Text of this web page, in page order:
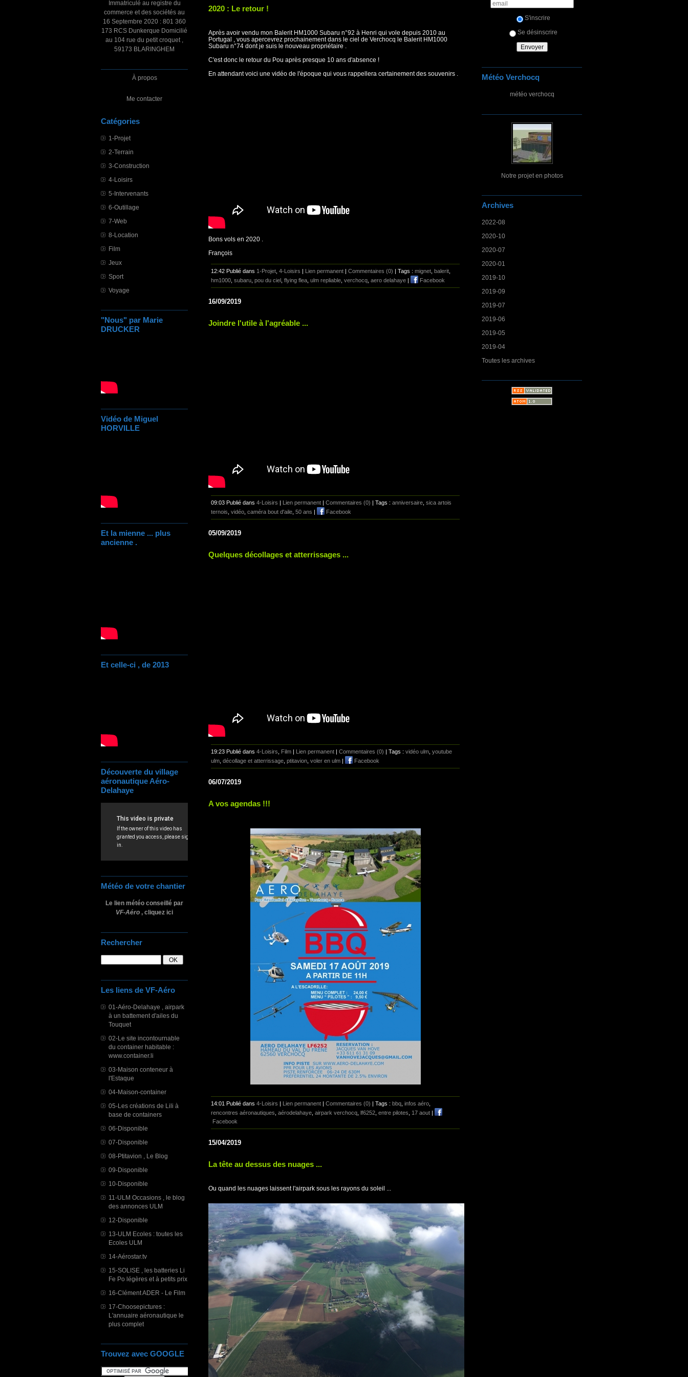
Immatriculé au registre du
commerce et des sociétés au
16 Septembre 2020 : 801 360
173 RCS Dunkerque Domicilié
au 104 rue du petit croquet ,
59173 BLARINGHEM
À propos
Me contacter
Catégories
1-Projet
2-Terrain
3-Construction
4-Loisirs
5-Intervenants
6-Outillage
7-Web
8-Location
Film
Jeux
Sport
Voyage
"Nous" par Marie
DRUCKER
Vidéo de Miguel
HORVILLE
Et la mienne ... plus
ancienne .
Et celle-ci , de 2013
Découverte du village
aéronautique Aéro-
Delahaye
Météo de votre chantier
Le lien météo conseillé par
VF-Aéro , cliquez ici
Rechercher
Les liens de VF-Aéro
01-Aéro-Delahaye , airpark
à un battement d'ailes du
Touquet
02-Le site incontournable
du container habitable :
www.container.li
03-Maison conteneur à
l'Estaque
04-Maison-container
05-Les créations de Lili à
base de containers
06-Disponible
07-Disponible
08-Ptitavion , Le Blog
09-Disponible
10-Disponible
11-ULM Occasions , le blog
des annonces ULM
12-Disponible
13-ULM Ecoles : toutes les
Ecoles ULM
14-Aérostar.tv
15-SOLISE , les batteries Li
Fe Po légères et à petits prix
16-Clément ADER - Le Film
17-Choosepictures :
L'annuaire aéronautique le
plus complet
Trouvez avec GOOGLE
S'inscrire
Se désinscrire
Météo Verchocq
météo verchocq
Notre projet en photos
Archives
2022-08
2020-10
2020-07
2020-01
2019-10
2019-09
2019-07
2019-06
2019-05
2019-04
Toutes les archives
2020 : Le retour !
Après avoir vendu mon Balerit HM1000 Subaru n°92 à Henri qui vole depuis 2010 au
Portugal , vous apercevrez prochainement dans le ciel de Verchocq le Balerit HM1000
Subaru n°74 dont je suis le nouveau propriétaire .
C'est donc le retour du Pou après presque 10 ans d'absence !
En attendant voici une vidéo de l'époque qui vous rappellera certainement des souvenirs .
Bons vols en 2020 .
François
12:42 Publié dans 1-Projet 4-Loisirs | Lien permanent | Commentaires (0) | Tags : mignet balerit
hm1000 subaru pou du ciel flying flea ulm repliable verchocq aero delahaye | Facebook
16/09/2019
Joindre l'utile à l'agréable ...
09:03 Publié dans 4-Loisirs | Lien permanent | Commentaires (0) | Tags : anniversaire sica artois
ternois vidéo caméra bout d'aile 50 ans | Facebook
05/09/2019
Quelques décollages et atterrissages ...
19:23 Publié dans 4-Loisirs Film | Lien permanent | Commentaires (0) | Tags : vidéo ulm youtube
ulm décollage et atterrissage ptitavion voler en ulm | Facebook
06/07/2019
A vos agendas !!!
14:01 Publié dans 4-Loisirs Lien permanent Commentaires (0) | Tags : bbq, infos aéro,
rencontres aéronautiques, aérodelahaye, airpark verchocq, lf6252, entre pilotes, 17 aout
Facebook
15/04/2019
La tête au dessus des nuages ...
Ou quand les nuages laissent l'airpark sous les rayons du soleil ...